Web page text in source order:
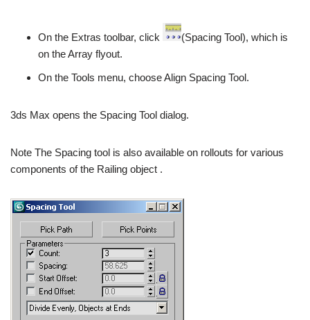
On the Extras toolbar, click
(Spacing Tool), which is
on the Array flyout.
On the Tools menu, choose Align Spacing Tool.
3ds Max opens the Spacing Tool dialog.
Note The Spacing tool is also available on rollouts for various
components of the Railing object .